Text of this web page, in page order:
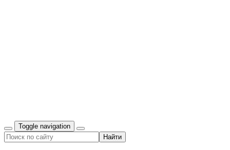
Toggle navigation